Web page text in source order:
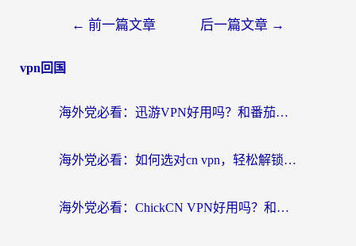
← 前一篇文章 后一篇文章 →
vpn回国
海外党必看：迅游VPN好用吗？和番茄加速器VPN对比哪个回国效果更好？
海外党必看：如何选对cn vpn，轻松解锁国内影音游戏？
海外党必看：ChickCN VPN好用吗？和星河VPN对比哪个回国效果更好？附真实体验+避坑指南